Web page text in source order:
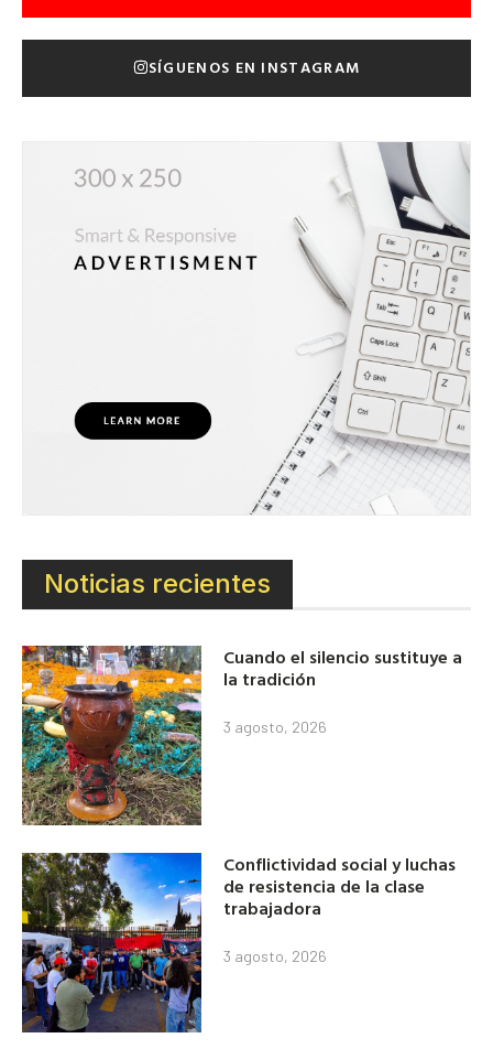
SÍGUENOS EN INSTAGRAM
Noticias recientes
Cuando el silencio sustituye a
la tradición
3 agosto, 2026
Conflictividad social y luchas
de resistencia de la clase
trabajadora
3 agosto, 2026